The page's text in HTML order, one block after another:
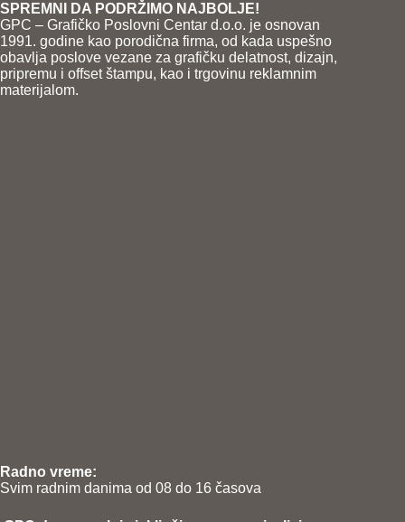
SPREMNI DA PODRŽIMO NAJBOLJE!
GPC – Grafičko Poslovni Centar d.o.o. je osnovan
1991. godine kao porodična firma, od kada uspešno
obavlja poslove vezane za grafičku delatnost, dizajn,
pripremu i offset štampu, kao i trgovinu reklamnim
materijalom.
Radno vreme:
Svim radnim danima od 08 do 16 časova